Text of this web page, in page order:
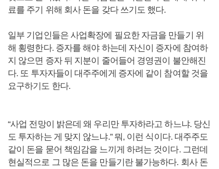
료를 주기 위해 회사 돈을 갖다 쓰기도 했다.
일부 기업인들은 사업확장에 필요한 자금을 만들기 위
해 횡령한다. 증자를 해야 하는데 자신이 증자에 참여하
지 않으면 증자 뒤 지분이 줄어들어 경영권이 불안해진
다. 또 투자자들이 대주주에게 증자에 같이 참여할 것을
요구하기도 한다.
“사업 전망이 밝은데 왜 우리만 투자하라고 하느냐. 당신
도 투자하는 게 맞지 않느냐.” 뭐, 이런 식이다. 대주주도
같이 돈을 묻어 책임감을 느끼게 하려는 것이다. 그런데
현실적으로 그 많은 돈을 만들기란 불가능하다. 회사 돈